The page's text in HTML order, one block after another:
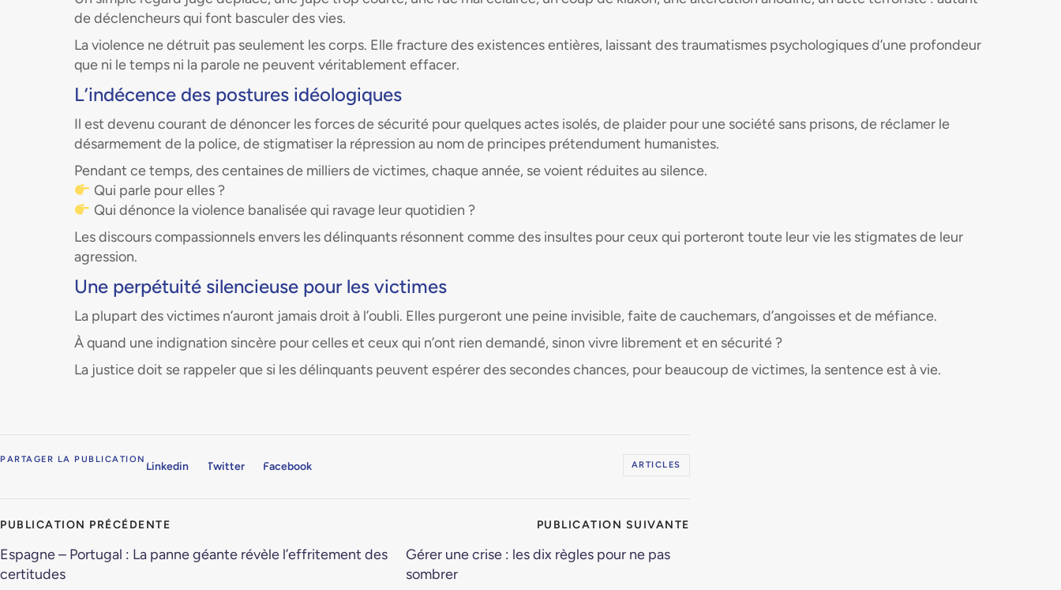
de déclencheurs qui font basculer des vies.
La violence ne détruit pas seulement les corps. Elle fracture des existences entières, laissant des traumatismes psychologiques d’une profondeur
que ni le temps ni la parole ne peuvent véritablement effacer.
L’indécence des postures idéologiques
Il est devenu courant de dénoncer les forces de sécurité pour quelques actes isolés, de plaider pour une société sans prisons, de réclamer le
désarmement de la police, de stigmatiser la répression au nom de principes prétendument humanistes.
Pendant ce temps, des centaines de milliers de victimes, chaque année, se voient réduites au silence.
Qui parle pour elles ?
Qui dénonce la violence banalisée qui ravage leur quotidien ?
Les discours compassionnels envers les délinquants résonnent comme des insultes pour ceux qui porteront toute leur vie les stigmates de leur
agression.
Une perpétuité silencieuse pour les victimes
La plupart des victimes n’auront jamais droit à l’oubli. Elles purgeront une peine invisible, faite de cauchemars, d’angoisses et de méfiance.
À quand une indignation sincère pour celles et ceux qui n’ont rien demandé, sinon vivre librement et en sécurité ?
La justice doit se rappeler que si les délinquants peuvent espérer des secondes chances, pour beaucoup de victimes, la sentence est à vie.
PARTAGER LA PUBLICATION
Linkedin Twitter Facebook ARTICLES
PUBLICATION PRÉCÉDENTE
Espagne – Portugal : La panne géante révèle l’effritement des
certitudes
PUBLICATION SUIVANTE
Gérer une crise : les dix règles pour ne pas
sombrer